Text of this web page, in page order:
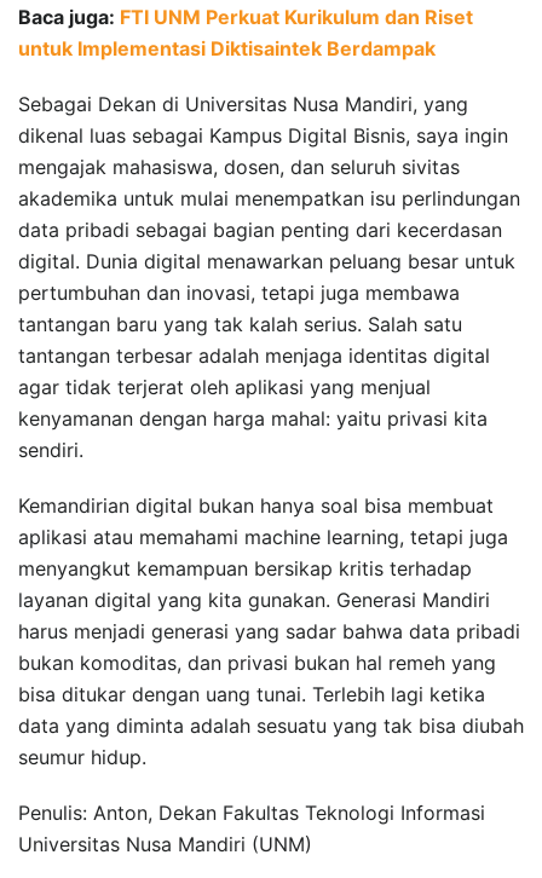
Baca juga: FTI UNM Perkuat Kurikulum dan Riset
untuk Implementasi Diktisaintek Berdampak
Sebagai Dekan di Universitas Nusa Mandiri, yang
dikenal luas sebagai Kampus Digital Bisnis, saya ingin
mengajak mahasiswa, dosen, dan seluruh sivitas
akademika untuk mulai menempatkan isu perlindungan
data pribadi sebagai bagian penting dari kecerdasan
digital. Dunia digital menawarkan peluang besar untuk
pertumbuhan dan inovasi, tetapi juga membawa
tantangan baru yang tak kalah serius. Salah satu
tantangan terbesar adalah menjaga identitas digital
agar tidak terjerat oleh aplikasi yang menjual
kenyamanan dengan harga mahal: yaitu privasi kita
sendiri.
Kemandirian digital bukan hanya soal bisa membuat
aplikasi atau memahami machine learning, tetapi juga
menyangkut kemampuan bersikap kritis terhadap
layanan digital yang kita gunakan. Generasi Mandiri
harus menjadi generasi yang sadar bahwa data pribadi
bukan komoditas, dan privasi bukan hal remeh yang
bisa ditukar dengan uang tunai. Terlebih lagi ketika
data yang diminta adalah sesuatu yang tak bisa diubah
seumur hidup.
Penulis: Anton, Dekan Fakultas Teknologi Informasi
Universitas Nusa Mandiri (UNM)